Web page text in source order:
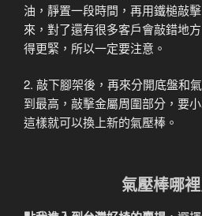
油，靜置一段時間，再用鐵槌敲
來，對了還有很多客戶會敲錯地
得更緊，所以一定要注意。
2. 敲下腳架後，再來分開底盤和
到最高，敲擊金屬周圍部分，要
這樣就可以換上新的氣壓棒。
氣壓棒哪